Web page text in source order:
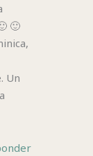
🙂
Un